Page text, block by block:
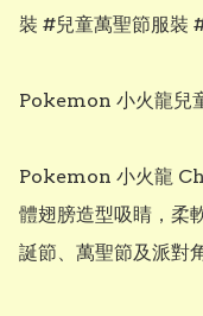
裝 #兒童萬聖節服裝
Pokemon 小火龍兒
Pokemon 小火龍
體翅膀造型吸睛，柔
誕節、萬聖節及派對